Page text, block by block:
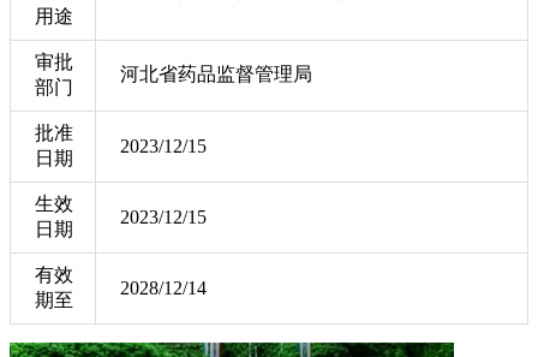
用途
审批
部门
河北省药品监督管理局
批准
日期
2023/12/15
生效
日期
2023/12/15
有效
期至
2028/12/14